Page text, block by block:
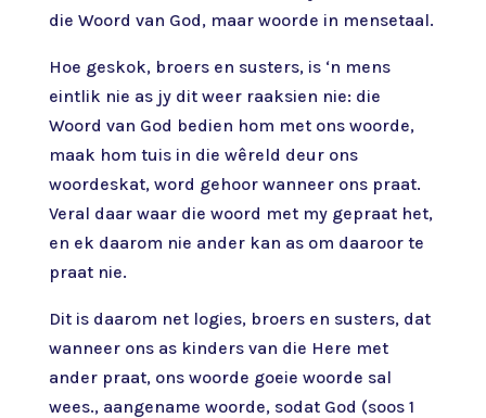
die Woord van God, maar woorde in mensetaal.
Hoe geskok, broers en susters, is ‘n mens
eintlik nie as jy dit weer raaksien nie: die
Woord van God bedien hom met ons woorde,
maak hom tuis in die wêreld deur ons
woordeskat, word gehoor wanneer ons praat.
Veral daar waar die woord met my gepraat het,
en ek daarom nie ander kan as om daaroor te
praat nie.
Dit is daarom net logies, broers en susters, dat
wanneer ons as kinders van die Here met
ander praat, ons woorde goeie woorde sal
wees., aangename woorde, sodat God (soos 1